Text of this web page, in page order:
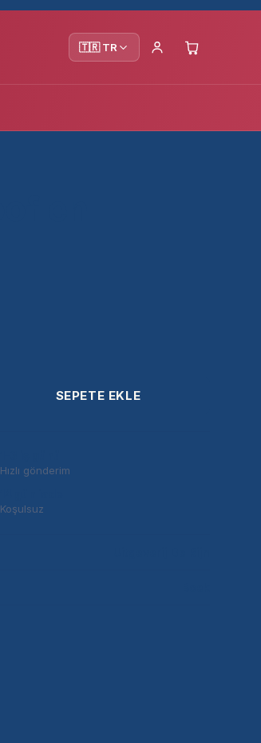
🇹🇷 TR
SEPETE EKLE
Hızlı gönderim
Koşulsuz